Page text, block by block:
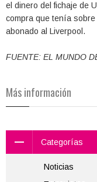
el dinero del fichaje de
compra que tenía
abonado al Liverpool.
FUENTE: EL MUNDO
Más información
Categorías
Noticias